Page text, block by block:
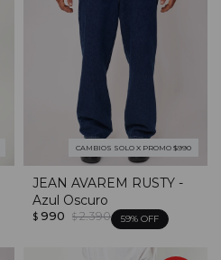
CAMBIOS SOLO X PROMO $990
JEAN AVAREM RUSTY -
Azul Oscuro
$ 990 $ 2.390 59